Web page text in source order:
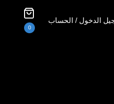
الدخول / الحساب
0